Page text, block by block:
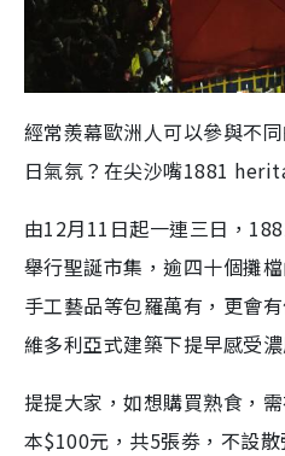
經常羨幕歐洲人可以參與不
日氣氛？在尖沙嘴1881
由12月11日起一連三日，
舉行聖誕市集，逾四十個攤
手工藝品等包羅萬有，更會
維多利亞式建築下提早感受
提提大家，如想購買熟食，
本$100元，共5張劵，不設